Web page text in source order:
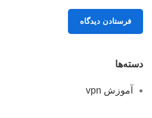
دسته‌ها
آموزش vpn